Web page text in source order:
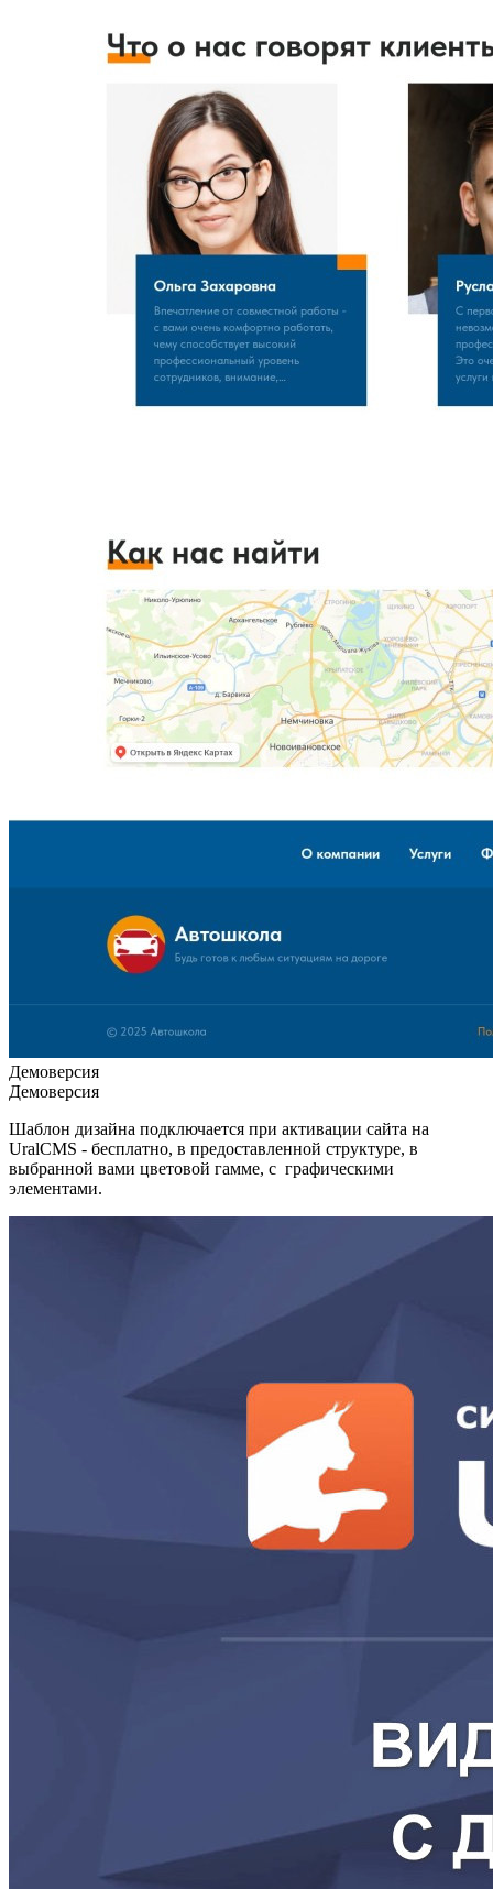
Демоверсия
Демоверсия
Шаблон дизайна подключается при активации сайта на
UralCMS - бесплатно, в предоставленной структуре, в
выбранной вами цветовой гамме, с графическими
элементами.